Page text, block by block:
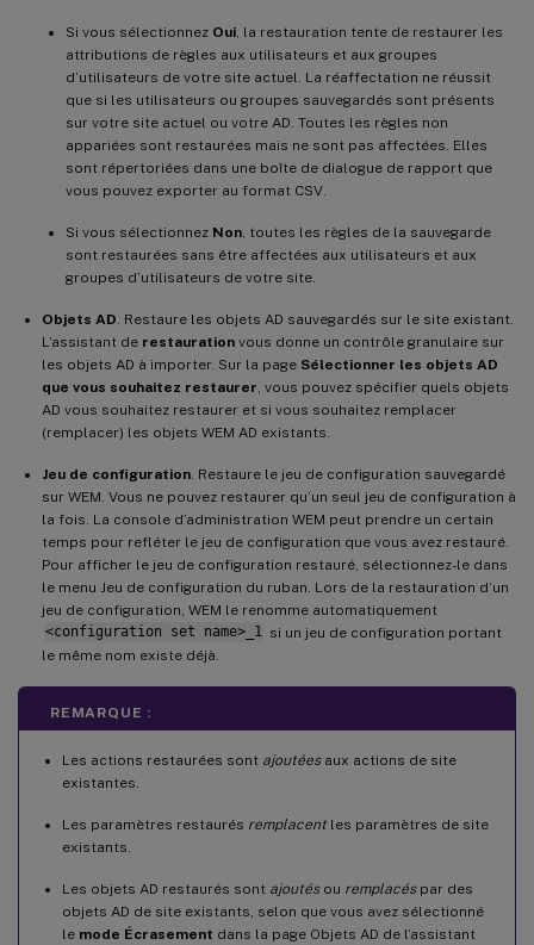
Si vous sélectionnez Oui , la restauration tente de restaurer les
attributions de règles aux utilisateurs et aux groupes
d’utilisateurs de votre site actuel. La réaffectation ne réussit
que si les utilisateurs ou groupes sauvegardés sont présents
sur votre site actuel ou votre AD. Toutes les règles non
appariées sont restaurées mais ne sont pas affectées. Elles
sont répertoriées dans une boîte de dialogue de rapport que
vous pouvez exporter au format CSV.
Si vous sélectionnez Non , toutes les règles de la sauvegarde
sont restaurées sans être affectées aux utilisateurs et aux
groupes d’utilisateurs de votre site.
Objets AD . Restaure les objets AD sauvegardés sur le site existant.
L’assistant de restauration vous donne un contrôle granulaire sur
les objets AD à importer. Sur la page Sélectionner les objets AD
que vous souhaitez restaurer , vous pouvez spécifier quels objets
AD vous souhaitez restaurer et si vous souhaitez remplacer
(remplacer) les objets WEM AD existants.
Jeu de configuration . Restaure le jeu de configuration sauvegardé
sur WEM. Vous ne pouvez restaurer qu’un seul jeu de configuration à
la fois. La console d’administration WEM peut prendre un certain
temps pour refléter le jeu de configuration que vous avez restauré.
Pour afficher le jeu de configuration restauré, sélectionnez-le dans
le menu Jeu de configuration du ruban. Lors de la restauration d’un
jeu de configuration, WEM le renomme automatiquement
<configuration set name>_1 si un jeu de configuration portant
le même nom existe déjà.
REMARQUE :
Les actions restaurées sont ajoutéesaux actions de site
existantes.
Les paramètres restaurés remplacentles paramètres de site
existants.
Les objets AD restaurés sont ajoutésou remplacéspar des
objets AD de site existants, selon que vous avez sélectionné
le mode Écrasement dans la page Objets AD de l’assistant